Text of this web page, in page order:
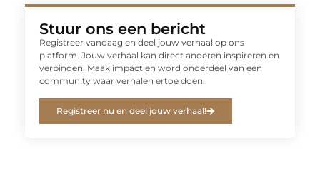
Stuur ons een bericht
Registreer vandaag en deel jouw verhaal op ons
platform. Jouw verhaal kan direct anderen inspireren en
verbinden. Maak impact en word onderdeel van een
community waar verhalen ertoe doen.
Registreer nu en deel jouw verhaal!